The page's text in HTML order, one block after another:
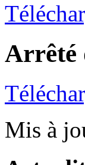
Arrêté
Mis à